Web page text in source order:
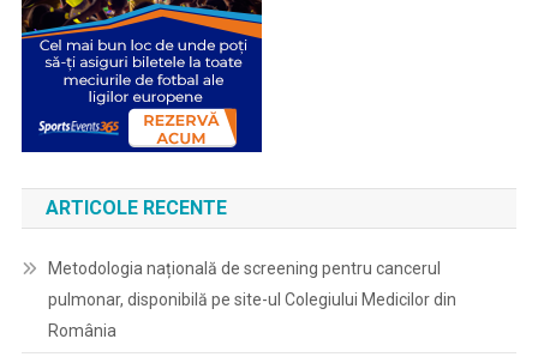
ARTICOLE RECENTE
Metodologia națională de screening pentru cancerul
pulmonar, disponibilă pe site-ul Colegiului Medicilor din
România